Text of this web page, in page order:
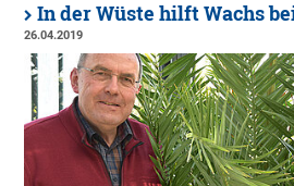
In der Wüste hilft Wachs
26.04.2019